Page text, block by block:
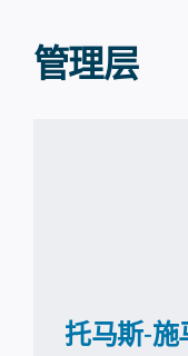
管理层
托马斯-施